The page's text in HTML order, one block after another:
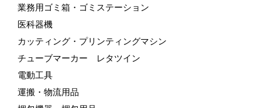
業務用ゴミ箱・ゴミステーション
医科器機
カッティング・プリンティングマシン
チューブマーカー レタツイン
電動工具
運搬・物流用品